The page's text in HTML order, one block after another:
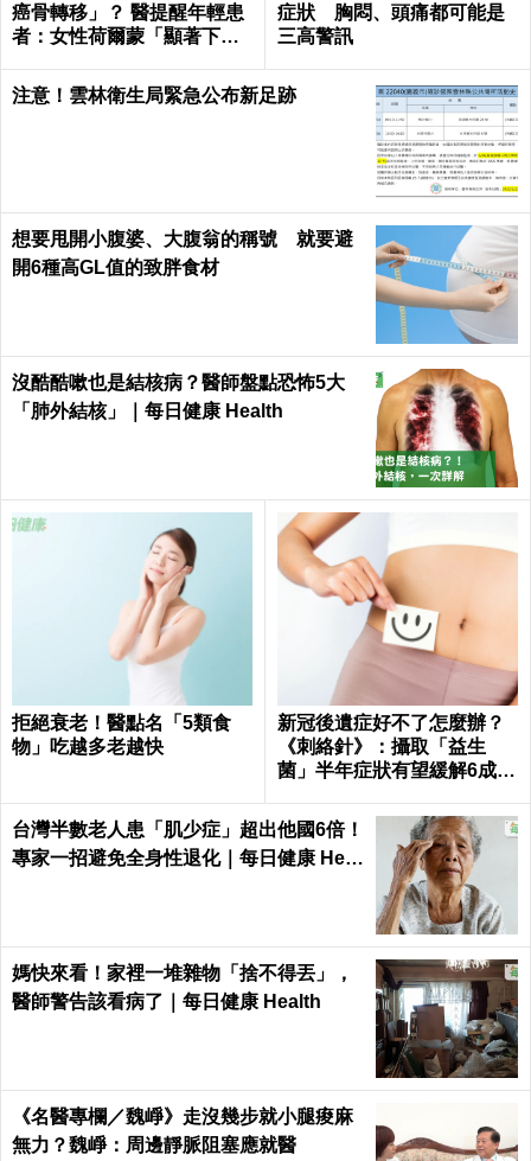
癌骨轉移」？ 醫提醒年輕患
者：女性荷爾蒙「顯著下
症狀 胸悶、頭痛都可能是
三高警訊
注意！雲林衛生局緊急公布新足跡
想要甩開小腹婆、大腹翁的稱號 就要避
開6種高GL值的致胖食材
沒酷酷嗽也是結核病？醫師盤點恐怖5大
「肺外結核」｜每日健康 Health
拒絕衰老！醫點名「5類食
物」吃越多老越快
新冠後遺症好不了怎麼辦？
《刺絡針》：攝取「益生
菌」半年症狀有望緩解6成以
台灣半數老人患「肌少症」超出他國6倍！
專家一招避免全身性退化｜每日健康 Heal
媽快來看！家裡一堆雜物「捨不得丟」，
醫師警告該看病了｜每日健康 Health
《名醫專欄／魏崢》走沒幾步就小腿痠麻
無力？魏崢：周邊靜脈阻塞應就醫